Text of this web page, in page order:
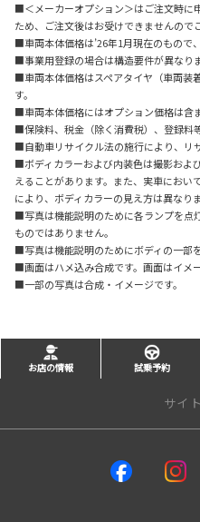
■＜メーカーオプション＞はご注文時に
ため、ご注文後はお受けできませんので
■車両本体価格は’26年1月現在のもので
■事業用登録の場合は構造要件が異なりま
■車両本体価格はスペアタイヤ（車両装
す。
■車両本体価格にはオプション価格は含
■保険料、税金（除く消費税）、登録料
■自動車リサイクル法の施行により、リ
■ボディカラーおよび内装色は撮影およ
えることがあります。また、実車におい
により、ボディカラーの見え方は異なりま
■写真は機能説明のために各ランプを点
ものではありません。
■写真は機能説明のためにボディの一部
■画面はハメ込み合成です。画面はイメ
■一部の写真は合成・イメージです。
お店の情報 試乗予約
サイ